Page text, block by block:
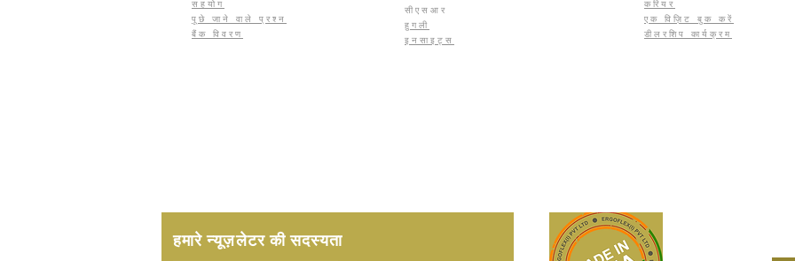
सहयोग
पूछे जाने वाले प्रश्न
बैंक विवरण
सीएसआर
हुगली
इनसाइट्स
करियर
एक विज़िट बुक करें
डीलरशिप कार्यक्रम
हमारे न्यूज़लेटर की सदस्यता